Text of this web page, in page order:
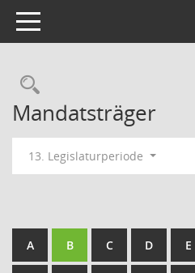
Toggle navigation
Rechercheauswahl
Mandatsträger
13. Legislaturperiode
A B C D E